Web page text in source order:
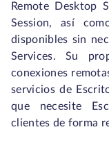
Remote Desktop
Session, así
disponibles sin
Services. Su
conexiones
servicios de
que necesite
clientes de forma